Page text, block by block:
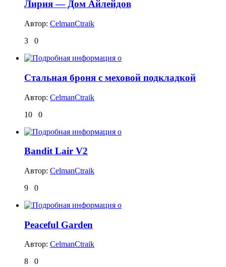
Лирия — Дом Айлейдов
Автор: CelmanCtraik
3
0
Стальная броня с меховой подкладкой
Автор: CelmanCtraik
10
0
Bandit Lair V2
Автор: CelmanCtraik
9
0
Peaceful Garden
Автор: CelmanCtraik
8
0